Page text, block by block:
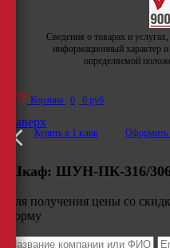
Сведения о товарах и
информационный характер
определяемой
Корзина 0 0 руб
Купить в 1 клик Оформить
Наверх
Шкаф: ШУН-ПК-316/
Для получения цены со
форму